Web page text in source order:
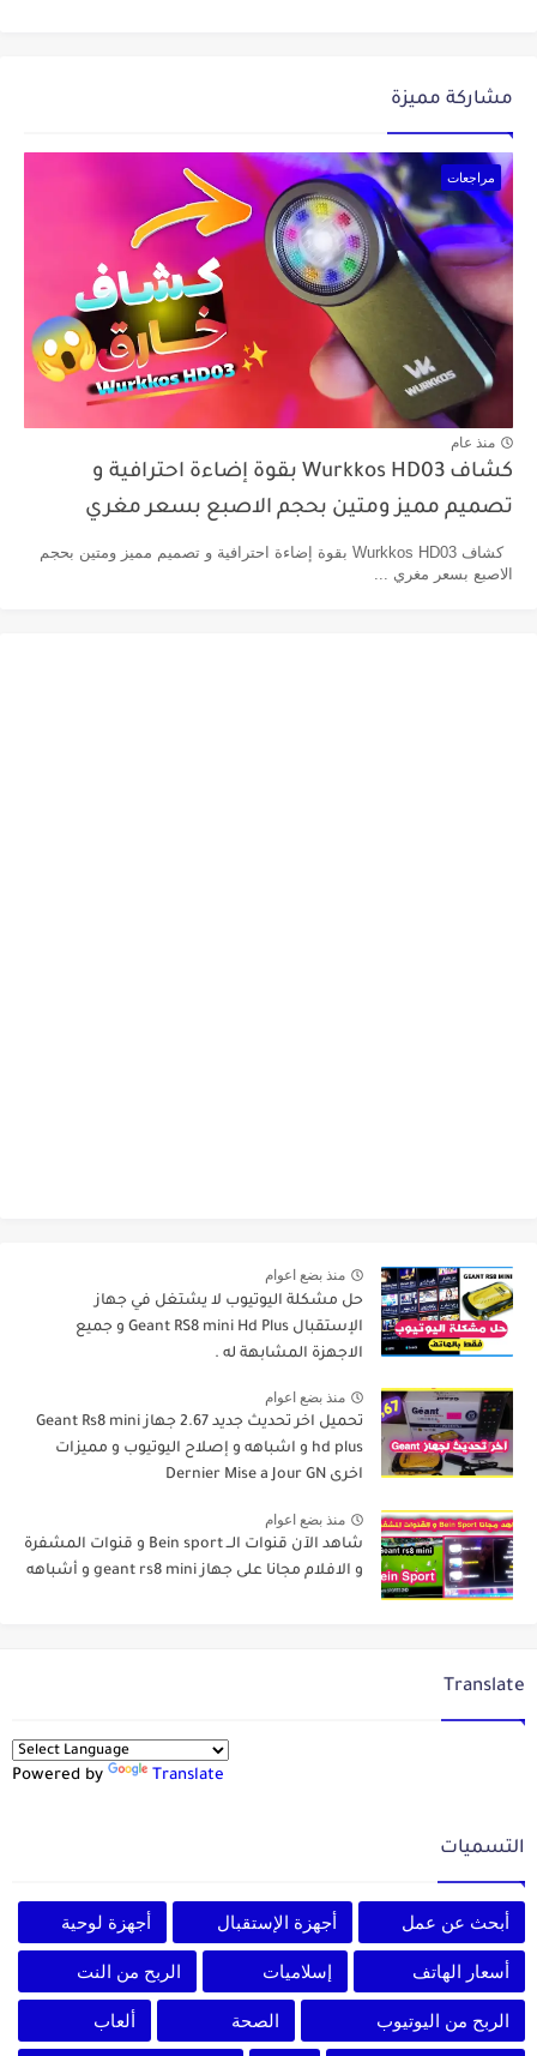
مشاركة مميزة
مراجعات
منذ عام
كشاف Wurkkos HD03 بقوة إضاءة احترافية و
تصميم مميز ومتين بحجم الاصبع بسعر مغري
كشاف Wurkkos HD03 بقوة إضاءة احترافية و تصميم مميز ومتين بحجم
الاصبع بسعر مغري ...
منذ بضع اعوام
حل مشكلة اليوتيوب لا يشتغل في جهاز
الإستقبال Geant RS8 mini Hd Plus و جميع
الاجهزة المشابهة له .
منذ بضع اعوام
تحميل اخر تحديث جديد 2.67 جهاز Geant Rs8 mini
hd plus و اشباهه و إصلاح اليوتيوب و مميزات
اخرى Dernier Mise a Jour GN
منذ بضع اعوام
شاهد الآن قنوات الــ Bein sport و قنوات المشفرة
و الافلام مجانا على جهاز geant rs8 mini و أشباهه
Translate
Powered by Translate
التسميات
أبحث عن عمل أجهزة الإستقبال أجهزة لوحية
أسعار الهاتف إسلاميات الربح من النت
الربح من اليوتيوب الصحة ألعاب